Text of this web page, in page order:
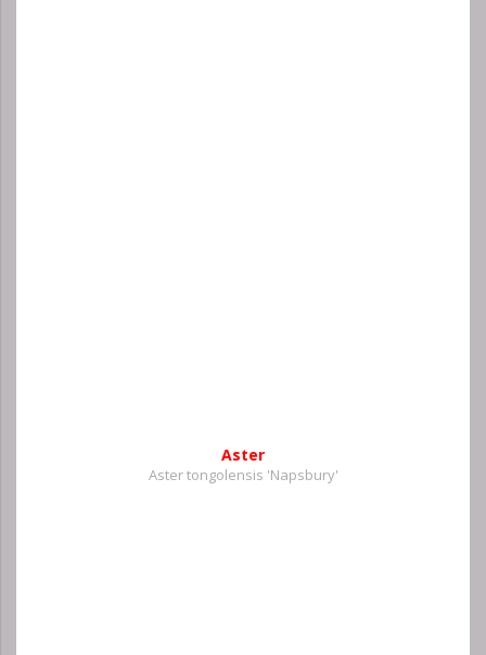
Aster
Aster tongolensis 'Napsbury'